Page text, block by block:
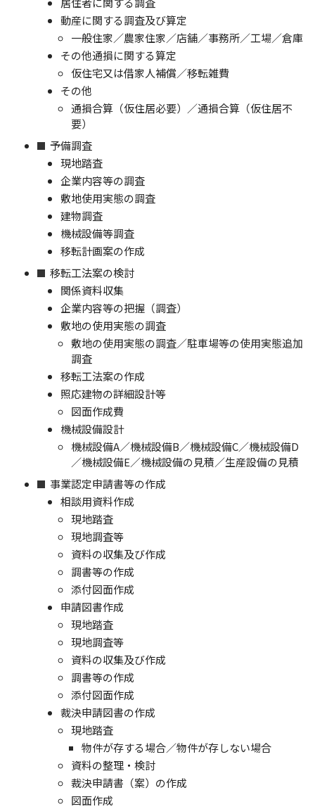
動産に関する調査及び算定
一般住家／農家住家／店舗／事務所／工場／倉庫
その他通損に関する算定
仮住宅又は借家人補償／移転雑費
その他
通損合算（仮住居必要）／通損合算（仮住居不
要）
予備調査
現地踏査
企業内容等の調査
敷地使用実態の調査
建物調査
機械設備等調査
移転計画案の作成
移転工法案の検討
関係資料収集
企業内容等の把握（調査）
敷地の使用実態の調査
敷地の使用実態の調査／駐車場等の使用実態追加
調査
移転工法案の作成
照応建物の詳細設計等
図面作成費
機械設備設計
機械設備A／機械設備B／機械設備C／機械設備D
／機械設備E／機械設備の見積／生産設備の見積
事業認定申請書等の作成
相談用資料作成
現地踏査
現地調査等
資料の収集及び作成
調書等の作成
添付図面作成
申請図書作成
現地踏査
現地調査等
資料の収集及び作成
調書等の作成
添付図面作成
裁決申請図書の作成
現地踏査
物件が存する場合／物件が存しない場合
資料の整理・検討
裁決申請書（案）の作成
図面作成